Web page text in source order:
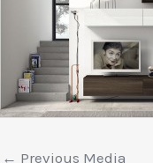
← Previous Media